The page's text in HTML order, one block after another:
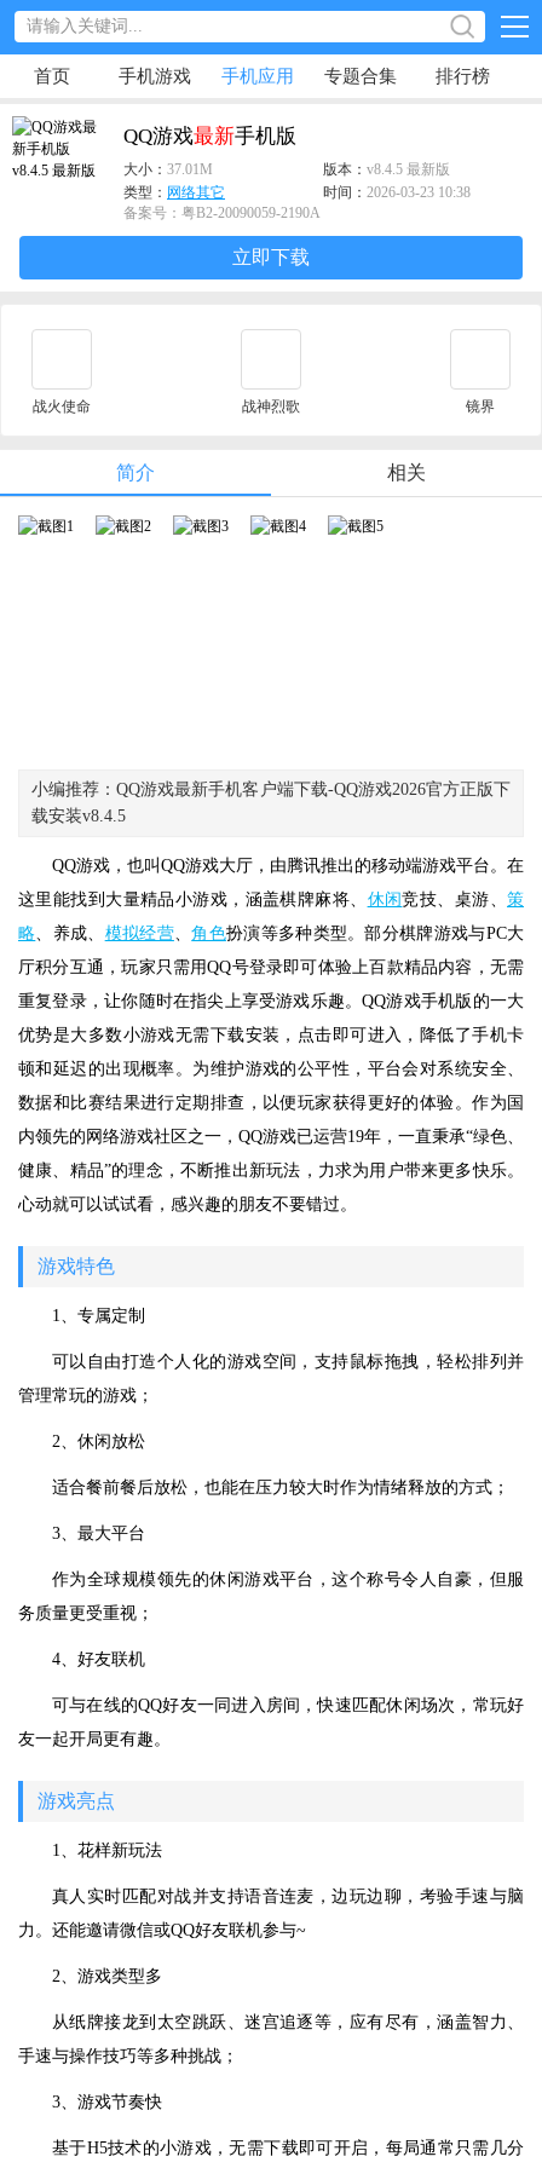
首页 手机游戏 手机应用 专题合集 排行榜
QQ游戏最新手机版
大小： 37.01M 版本： v8.4.5 最新版
类型： 网络其它 时间： 2026-03-23 10:38
备案号：粤B2-20090059-2190A
立即下载
战火使命 战神烈歌 镜界
简介 相关
小编推荐：QQ游戏最新手机客户端下载-QQ游戏2026官方正版下
载安装v8.4.5
QQ游戏，也叫QQ游戏大厅，由腾讯推出的移动端游戏平台。在
这里能找到大量精品小游戏，涵盖棋牌麻将、 休闲竞技、桌游、策
略、养成、 模拟经营、角色扮演等多种类型。部分棋牌游戏与PC大
厅积分互通，玩家只需用QQ号登录即可体验上百款精品内容，无需
重复登录，让你随时在指尖上享受游戏乐趣。QQ游戏手机版的一大
优势是大多数小游戏无需下载安装，点击即可进入，降低了手机卡
顿和延迟的出现概率。为维护游戏的公平性，平台会对系统安全、
数据和比赛结果进行定期排查，以便玩家获得更好的体验。作为国
内领先的网络游戏社区之一，QQ游戏已运营19年，一直秉承“绿色、
健康、精品”的理念，不断推出新玩法，力求为用户带来更多快乐。
心动就可以试试看，感兴趣的朋友不要错过。
游戏特色
1、专属定制
可以自由打造个人化的游戏空间，支持鼠标拖拽，轻松排列并
管理常玩的游戏；
2、休闲放松
适合餐前餐后放松，也能在压力较大时作为情绪释放的方式；
3、最大平台
作为全球规模领先的休闲游戏平台，这个称号令人自豪，但服
务质量更受重视；
4、好友联机
可与在线的QQ好友一同进入房间，快速匹配休闲场次，常玩好
友一起开局更有趣。
游戏亮点
1、花样新玩法
真人实时匹配对战并支持语音连麦，边玩边聊，考验手速与脑
力。还能邀请微信或QQ好友联机参与~
2、游戏类型多
从纸牌接龙到太空跳跃、迷宫追逐等，应有尽有，涵盖智力、
手速与操作技巧等多种挑战；
3、游戏节奏快
基于H5技术的小游戏，无需下载即可开启，每局通常只需几分